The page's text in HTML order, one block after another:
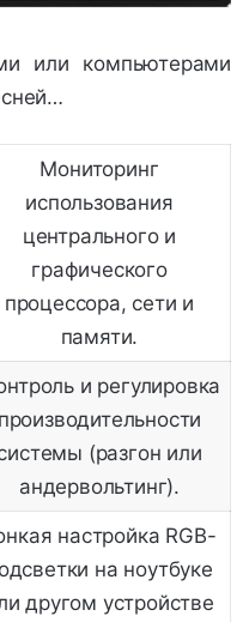
или компьютерами
Мониторинг
использования
центрального и
графического
процессора, сети и
памяти.
и регулировка
производительности
(разгон или
андервольтинг).
настройка RGB-
на ноутбуке
другом устройстве